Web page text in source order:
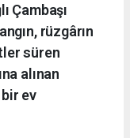
Çambaşı
rüzgârın
süren
alınan
bir ev